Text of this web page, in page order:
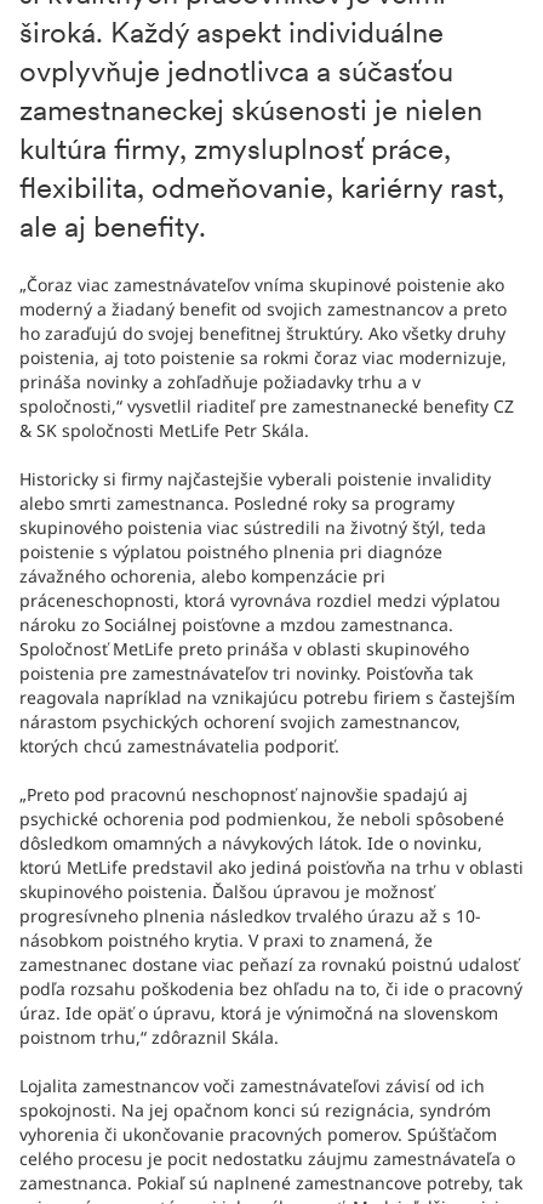
široká. Každý aspekt individuálne
ovplyvňuje jednotlivca a súčasťou
zamestnaneckej skúsenosti je nielen
kultúra firmy, zmysluplnosť práce,
flexibilita, odmeňovanie, kariérny rast,
ale aj benefity.
„Čoraz viac zamestnávateľov vníma skupinové poistenie ako
moderný a žiadaný benefit od svojich zamestnancov a preto
ho zaraďujú do svojej benefitnej štruktúry. Ako všetky druhy
poistenia, aj toto poistenie sa rokmi čoraz viac modernizuje,
prináša novinky a zohľadňuje požiadavky trhu a v
spoločnosti,“ vysvetlil riaditeľ pre zamestnanecké benefity CZ
& SK spoločnosti MetLife Petr Skála.
Historicky si firmy najčastejšie vyberali poistenie invalidity
alebo smrti zamestnanca. Posledné roky sa programy
skupinového poistenia viac sústredili na životný štýl, teda
poistenie s výplatou poistného plnenia pri diagnóze
závažného ochorenia, alebo kompenzácie pri
práceneschopnosti, ktorá vyrovnáva rozdiel medzi výplatou
nároku zo Sociálnej poisťovne a mzdou zamestnanca.
Spoločnosť MetLife preto prináša v oblasti skupinového
poistenia pre zamestnávateľov tri novinky. Poisťovňa tak
reagovala napríklad na vznikajúcu potrebu firiem s častejším
nárastom psychických ochorení svojich zamestnancov,
ktorých chcú zamestnávatelia podporiť.
„Preto pod pracovnú neschopnosť najnovšie spadajú aj
psychické ochorenia pod podmienkou, že neboli spôsobené
dôsledkom omamných a návykových látok. Ide o novinku,
ktorú MetLife predstavil ako jediná poisťovňa na trhu v oblasti
skupinového poistenia. Ďalšou úpravou je možnosť
progresívneho plnenia následkov trvalého úrazu až s 10-
násobkom poistného krytia. V praxi to znamená, že
zamestnanec dostane viac peňazí za rovnakú poistnú udalosť
podľa rozsahu poškodenia bez ohľadu na to, či ide o pracovný
úraz. Ide opäť o úpravu, ktorá je výnimočná na slovenskom
poistnom trhu,“ zdôraznil Skála.
Lojalita zamestnancov voči zamestnávateľovi závisí od ich
spokojnosti. Na jej opačnom konci sú rezignácia, syndróm
vyhorenia či ukončovanie pracovných pomerov. Spúšťačom
celého procesu je pocit nedostatku záujmu zamestnávateľa o
zamestnanca. Pokiaľ sú naplnené zamestnancove potreby, tak